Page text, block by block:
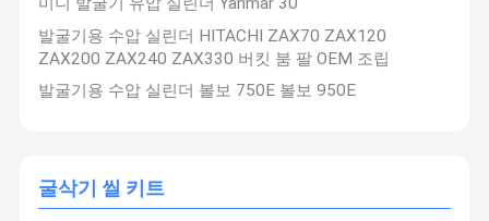
발굴기용 수압 실린더 HITACHI ZAX70 ZAX120
ZAX200 ZAX240 ZAX330 버킷 붐 팔 OEM 조립
발굴기용 수압 실린더 볼보 750E 볼보 950E
굴삭기 씰 키트